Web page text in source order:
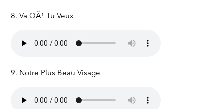
8. Va OÃ¹ Tu Veux
9. Notre Plus Beau Visage